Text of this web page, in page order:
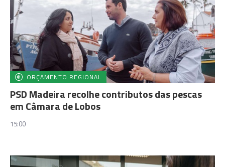
ORÇAMENTO REGIONAL
PSD Madeira recolhe contributos das pescas
em Câmara de Lobos
15:00